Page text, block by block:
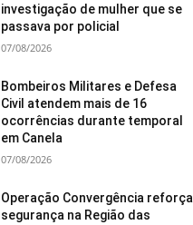
investigação de mulher que se
passava por policial
07/08/2026
Bombeiros Militares e Defesa
Civil atendem mais de 16
ocorrências durante temporal
em Canela
07/08/2026
Operação Convergência reforça
segurança na Região das